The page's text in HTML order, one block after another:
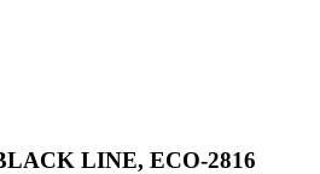
LINE, ECO-2816